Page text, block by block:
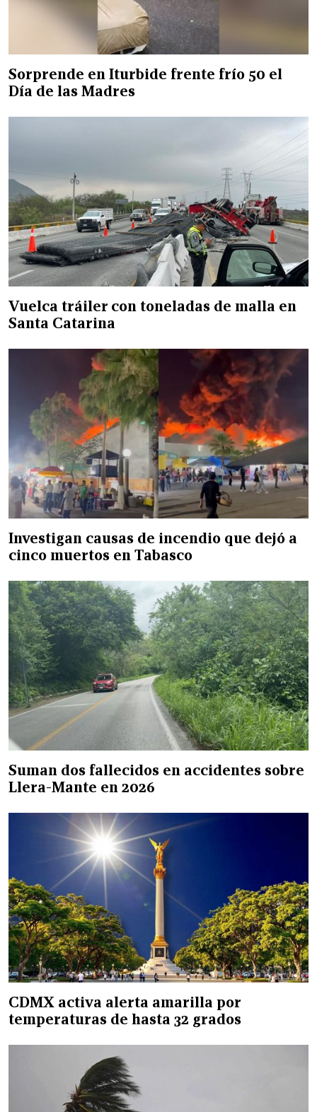
Sorprende en Iturbide frente frío 50 el
Día de las Madres
Vuelca tráiler con toneladas de malla en
Santa Catarina
Investigan causas de incendio que dejó a
cinco muertos en Tabasco
Suman dos fallecidos en accidentes sobre
Llera-Mante en 2026
CDMX activa alerta amarilla por
temperaturas de hasta 32 grados